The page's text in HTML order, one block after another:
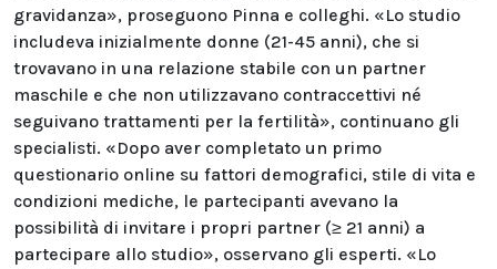
gravidanza», proseguono Pinna e colleghi. «Lo studio
includeva inizialmente donne (21-45 anni), che si
trovavano in una relazione stabile con un partner
maschile e che non utilizzavano contraccettivi né
seguivano trattamenti per la fertilità», continuano gli
specialisti. «Dopo aver completato un primo
questionario online su fattori demografici, stile di vita e
condizioni mediche, le partecipanti avevano la
possibilità di invitare i propri partner (≥ 21 anni) a
partecipare allo studio», osservano gli esperti. «Lo